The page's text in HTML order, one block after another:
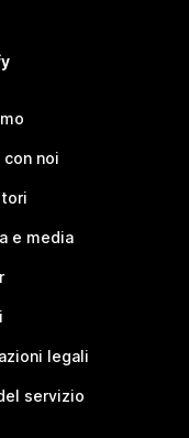
con noi
e media
legali
servizio